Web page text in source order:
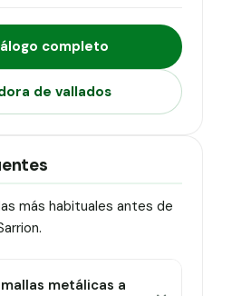
completo
de vallados
más habituales antes de
metálicas a